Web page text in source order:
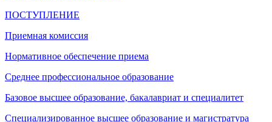
ПОСТУПЛЕНИЕ
Приемная комиссия
Нормативное обеспечение приема
Среднее профессиональное образование
Базовое высшее образование, бакалавриат и специалитет
Специализированное высшее образование и магистратура